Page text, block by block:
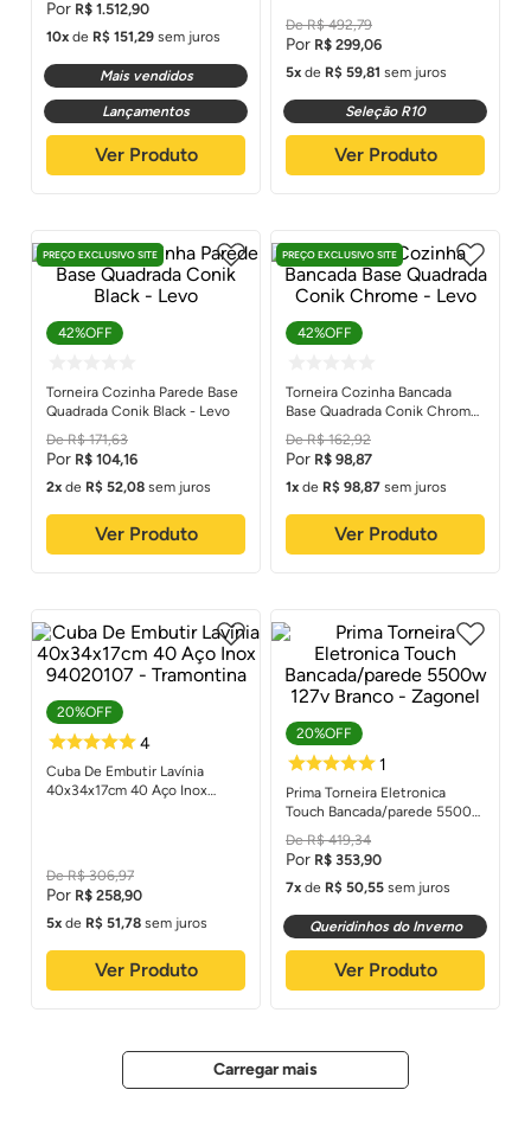
R$ 1.512,90
10
de R$ 151,29 sem juros
Mais vendidos
Lançamentos
Ver Produto
R$ 492,79
R$ 299,06
5
de R$ 59,81 sem juros
Seleção R10
Ver Produto
42%OFF
Torneira Cozinha Parede Base
Quadrada Conik Black - Levo
R$ 171,63
R$ 104,16
2
de R$ 52,08 sem juros
PREÇO EXCLUSIVO SITE
Ver Produto
42%OFF
Torneira Cozinha Bancada
Base Quadrada Conik Chrome
- Levo
R$ 162,92
R$ 98,87
1
de R$ 98,87 sem juros
PREÇO EXCLUSIVO SITE
Ver Produto
20%OFF
Cuba De Embutir Lavínia
40x34x17cm 40 Aço Inox
R$ 306,97
R$ 258,90
5
de R$ 51,78 sem juros
Ver Produto
20%OFF
Prima Torneira Eletronica
Touch Bancada/parede 5500w
127v Branco - Zagonel
R$ 419,34
R$ 353,90
7
de R$ 50,55 sem juros
Queridinhos do Inverno
Ver Produto